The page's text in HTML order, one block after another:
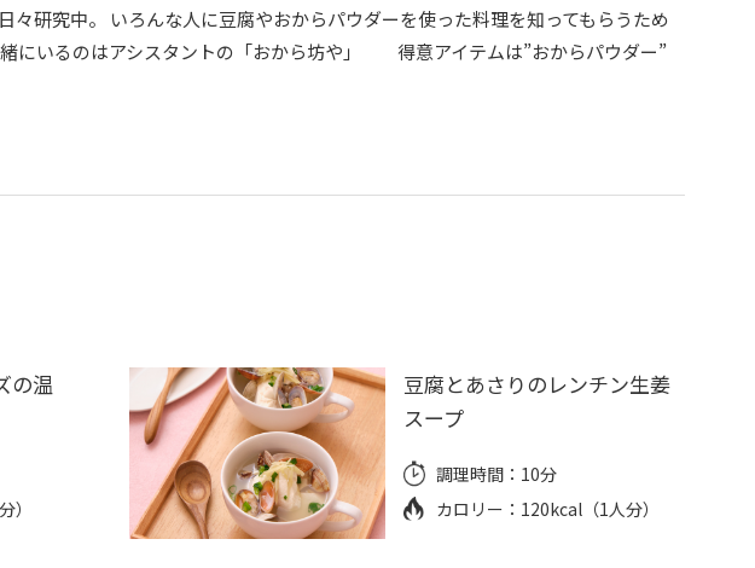
々研究中。 いろんな人に豆腐やおからパウダーを使った料理を知ってもらうため
緒にいるのはアシスタントの「おから坊や」 得意アイテムは”おからパウダー”
の温
）
豆腐とあさりのレンチン生姜
スープ
調理時間： 10分
カロリー： 120kcal（1人分）